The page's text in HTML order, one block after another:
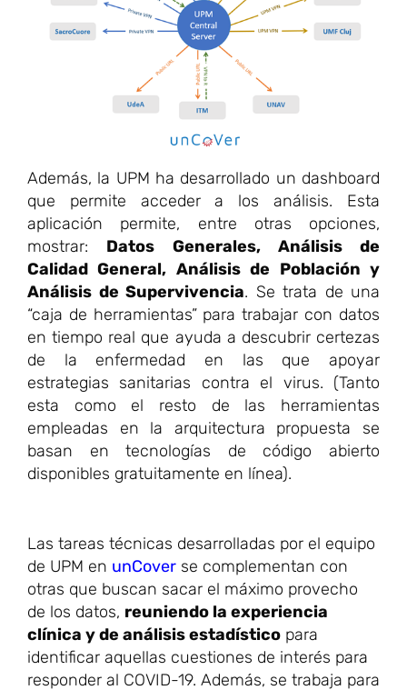
Además, la UPM ha desarrollado un dashboard
que permite acceder a los análisis. Esta
aplicación permite, entre otras opciones,
mostrar: Datos Generales, Análisis de
Calidad General, Análisis de Población y
Análisis de Supervivencia. Se trata de una
“caja de herramientas” para trabajar con datos
en tiempo real que ayuda a descubrir certezas
de la enfermedad en las que apoyar
estrategias sanitarias contra el virus. (Tanto
esta como el resto de las herramientas
empleadas en la arquitectura propuesta se
basan en tecnologías de código abierto
disponibles gratuitamente en línea).
Las tareas técnicas desarrolladas por el equipo
de UPM en unCover se complementan con
otras que buscan sacar el máximo provecho
de los datos, reuniendo la experiencia
clínica y de análisis estadístico para
identificar aquellas cuestiones de interés para
responder al COVID-19. Además, se trabaja para